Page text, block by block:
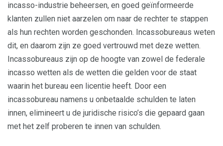
incasso-industrie beheersen, en goed geïnformeerde
klanten zullen niet aarzelen om naar de rechter te stappen
als hun rechten worden geschonden. Incassobureaus weten
dit, en daarom zijn ze goed vertrouwd met deze wetten.
Incassobureaus zijn op de hoogte van zowel de federale
incasso wetten als de wetten die gelden voor de staat
waarin het bureau een licentie heeft. Door een
incassobureau namens u onbetaalde schulden te laten
innen, elimineert u de juridische risico’s die gepaard gaan
met het zelf proberen te innen van schulden.